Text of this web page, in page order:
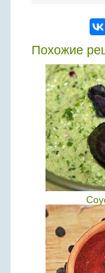
Похожие